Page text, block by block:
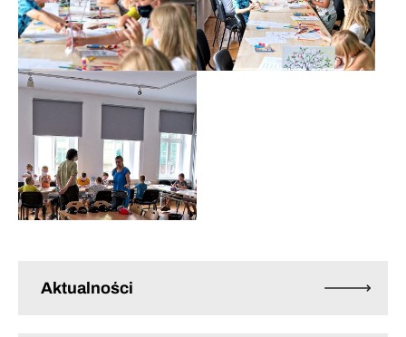
Aktualności